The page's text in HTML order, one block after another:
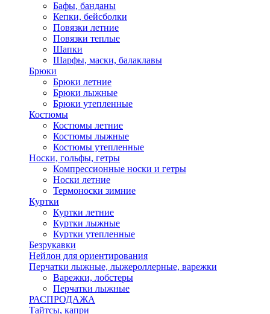
Бафы, банданы
Кепки, бейсболки
Повязки летние
Повязки теплые
Шапки
Шарфы, маски, балаклавы
Брюки
Брюки летние
Брюки лыжные
Брюки утепленные
Костюмы
Костюмы летние
Костюмы лыжные
Костюмы утепленные
Носки, гольфы, гетры
Компрессионные носки и гетры
Носки летние
Термоноски зимние
Куртки
Куртки летние
Куртки лыжные
Куртки утепленные
Безрукавки
Нейлон для ориентирования
Перчатки лыжные, лыжероллерные, варежки
Варежки, лобстеры
Перчатки лыжные
РАСПРОДАЖА
Тайтсы, капри